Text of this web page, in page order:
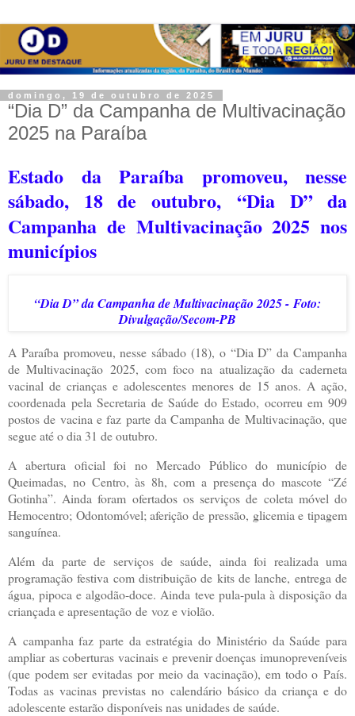
domingo, 19 de outubro de 2025
“Dia D” da Campanha de Multivacinação
2025 na Paraíba
Estado da Paraíba promoveu, nesse
sábado, 18 de outubro, “Dia D” da
Campanha de Multivacinação 2025 nos
municípios
“Dia D” da Campanha de Multivacinação 2025 -Foto:
Divulgação/Secom-PB
A Paraíba promoveu, nesse sábado (18), o “Dia D” da Campanha
de Multivacinação 2025, com foco na atualização da caderneta
vacinal de crianças e adolescentes menores de 15 anos. A ação,
coordenada pela Secretaria de Saúde do Estado, ocorreu em 909
postos de vacina e faz parte da Campanha de Multivacinação, que
segue até o dia 31 de outubro.
A abertura oficial foi no Mercado Público do município de
Queimadas, no Centro, às 8h, com a presença do mascote “Zé
Gotinha”. Ainda foram ofertados os serviços de coleta móvel do
Hemocentro; Odontomóvel; aferição de pressão, glicemia e tipagem
sanguínea.
Além da parte de serviços de saúde, ainda foi realizada uma
programação festiva com distribuição de kits de lanche, entrega de
água, pipoca e algodão-doce. Ainda teve pula-pula à disposição da
criançada e apresentação de voz e violão.
A campanha faz parte da estratégia do Ministério da Saúde para
ampliar as coberturas vacinais e prevenir doenças imunopreveníveis
(que podem ser evitadas por meio da vacinação), em todo o País.
Todas as vacinas previstas no calendário básico da criança e do
adolescente estarão disponíveis nas unidades de saúde.